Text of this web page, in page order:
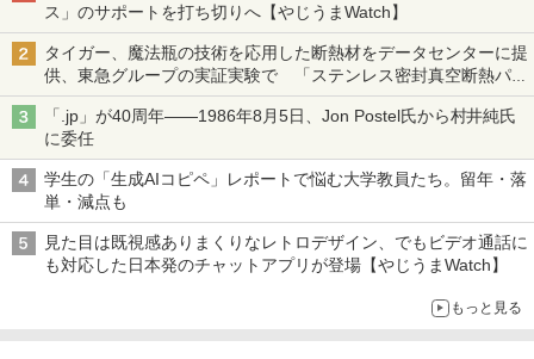
ス」のサポートを打ち切りへ【やじうまWatch】
タイガー、魔法瓶の技術を応用した断熱材をデータセンターに提
供、東急グループの実証実験で 「ステンレス密封真空断熱パネ
ル TIVIP」
「.jp」が40周年――1986年8月5日、Jon Postel氏から村井純氏
に委任
学生の「生成AIコピペ」レポートで悩む大学教員たち。留年・落
単・減点も
見た目は既視感ありまくりなレトロデザイン、でもビデオ通話に
も対応した日本発のチャットアプリが登場【やじうまWatch】
もっと見る